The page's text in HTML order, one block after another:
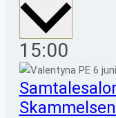
dato.
15:00